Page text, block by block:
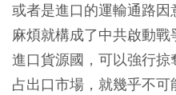
或者是進口的運輸通路
麻煩就構成了中共啟動
進口貨源國，可以強行
占出口市場，就幾乎不